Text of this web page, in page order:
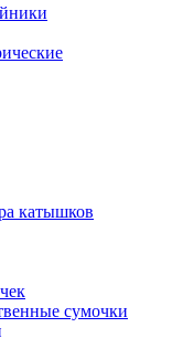
катышков
сумочки